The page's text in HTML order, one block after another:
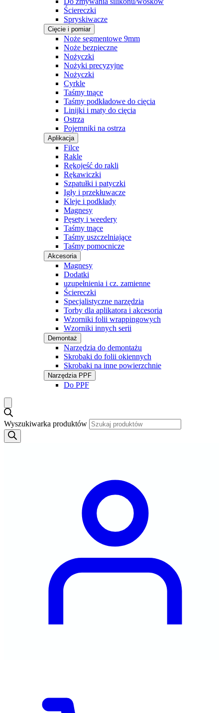
Ściereczki
Spryskiwacze
Cięcie i pomiar
Noże segmentowe 9mm
Noże bezpieczne
Nożyczki
Nożyki precyzyjne
Nożyczki
Cyrkle
Taśmy tnące
Taśmy podkładowe do cięcia
Linijki i maty do cięcia
Ostrza
Pojemniki na ostrza
Aplikacja
Filce
Rakle
Rękojeść do rakli
Rękawiczki
Szpatułki i patyczki
Igły i przekłuwacze
Kleje i podkłady
Magnesy
Pęsety i weedery
Taśmy tnące
Taśmy uszczelniające
Taśmy pomocnicze
Akcesoria
Magnesy
Dodatki
uzupełnienia i cz. zamienne
Ściereczki
Specjalistyczne narzędzia
Torby dla aplikatora i akcesoria
Wzorniki folii wrappingowych
Wzorniki innych serii
Demontaż
Narzędzia do demontażu
Skrobaki do folii okiennych
Skrobaki na inne powierzchnie
Narzędzia PPF
Do PPF
Wyszukiwarka produktów